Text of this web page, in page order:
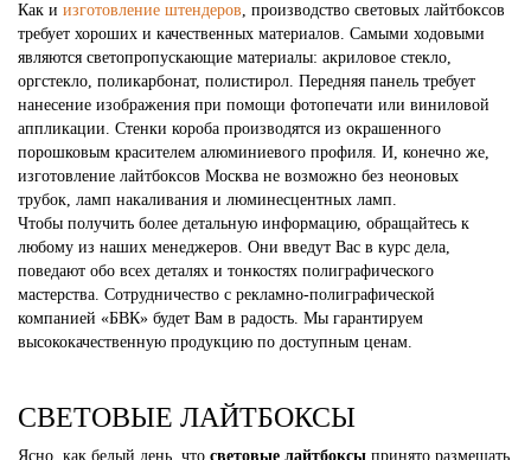
Как и изготовление штендеров, производство световых лайтбоксов
требует хороших и качественных материалов. Самыми ходовыми
являются светопропускающие материалы: акриловое стекло,
оргстекло, поликарбонат, полистирол. Передняя панель требует
нанесение изображения при помощи фотопечати или виниловой
аппликации. Стенки короба производятся из окрашенного
порошковым красителем алюминиевого профиля. И, конечно же,
изготовление лайтбоксов Москва не возможно без неоновых
трубок, ламп накаливания и люминесцентных ламп.
Чтобы получить более детальную информацию, обращайтесь к
любому из наших менеджеров. Они введут Вас в курс дела,
поведают обо всех деталях и тонкостях полиграфического
мастерства. Сотрудничество с рекламно-полиграфической
компанией «БВК» будет Вам в радость. Мы гарантируем
высококачественную продукцию по доступным ценам.
СВЕТОВЫЕ ЛАЙТБОКСЫ
Ясно, как белый день, что световые лайтбоксы принято размещать